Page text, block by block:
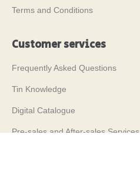
Terms and Conditions
Customer services
Frequently Asked Questions
Tin Knowledge
Digital Catalogue
Pre-sales and After-sales Services
VI